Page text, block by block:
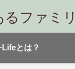
ファミ
とは？